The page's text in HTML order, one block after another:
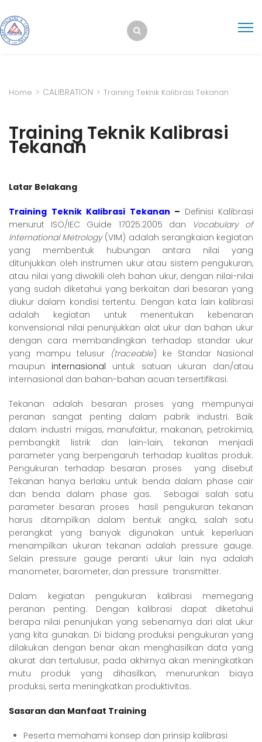
Home > CALIBRATION > Training Teknik Kalibrasi Tekanan
Training Teknik Kalibrasi
Tekanan
Latar Belakang
Training Teknik Kalibrasi Tekanan – Definisi Kalibrasi
menurut ISO/IEC Guide 17025:2005 dan
Vocabulary of
International Metrology(VIM) adalah serangkaian kegiatan
yang membentuk hubungan antara nilai yang
ditunjukkan oleh instrumen ukur atau sistem pengukuran,
atau nilai yang diwakili oleh bahan ukur, dengan nilai-nilai
yang sudah diketahui yang berkaitan dari besaran yang
diukur dalam kondisi tertentu. Dengan kata lain kalibrasi
adalah kegiatan untuk menentukan kebenaran
konvensional nilai penunjukkan alat ukur dan bahan ukur
dengan cara membandingkan terhadap standar ukur
yang mampu telusur (traceable) ke Standar Nasional
maupun internasional untuk satuan ukuran dan/atau
internasional dan bahan-bahan acuan tersertifikasi.
Tekanan adalah besaran proses yang mempunyai
peranan sangat penting dalam pabrik industri. Baik
dalam industri migas, manufaktur, makanan, petrokimia,
pembangkit listrik dan lain-lain, tekanan menjadi
parameter yang berpengaruh terhadap kualitas produk.
Pengukuran terhadap besaran proses yang disebut
Tekanan hanya berlaku untuk benda dalam phase cair
dan benda dalam phase gas. Sebagai salah satu
parameter besaran proses hasil pengukuran tekanan
harus ditampilkan dalam bentuk angka, salah satu
perangkat yang banyak digunakan untuk keperluan
menampilkan ukuran tekanan adalah pressure gauge.
Selain pressure gauge peranti ukur lain nya adalah
manometer, barometer, dan pressure transmitter.
Dalam kegiatan pengukuran kalibrasi memegang
peranan penting. Dengan kalibrasi dapat diketahui
berapa nilai penunjukan yang sebenarnya dari alat ukur
yang kita gunakan. Di bidang produksi pengukuran yang
dilakukan dengan benar akan menghasilkan data yang
akurat dan tertulusur, pada akhirnya akan meningkatkan
mutu produk yang dihasilkan, menurunkan biaya
produksi, serta meningkatkan produktivitas.
Sasaran dan Manfaat Training
Peserta memahami konsep dan prinsip kalibrasi